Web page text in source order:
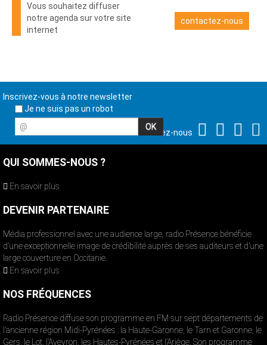
Vous souhaitez diffuser
notre agenda sur votre site
internet
contactez-nous
Inscrivez-vous à notre newsletter
Je ne suis pas un robot
@
Suivez-nous
QUI SOMMES-NOUS ?
En savoir plus
DEVENIR PARTENAIRE
Média professionnel avec une audience large, radio Présence bénéficie
d’une exceptionnelle image de crédibilité auprès de ses auditeurs et d’une
large couverture en Occitanie.
En savoir plus
NOS FRÉQUENCES
Radio Présence diffuse son programme en FM sur sept départements de
l’ancienne région Midi-Pyrénées : la Haute-Garonne, le Tarn et Garonne, le
Gers, le Lot, l’Aveyron, les Hautes-Pyrénées et l’Ariège. Son programme